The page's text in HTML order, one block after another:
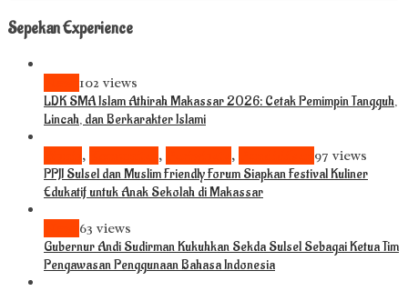
Sepekan Experience
102 views
LDK SMA Islam Athirah Makassar 2026: Cetak Pemimpin Tangguh,
Lincah, dan Berkarakter Islami
, , , 97 views
PPJI Sulsel dan Muslim Friendly Forum Siapkan Festival Kuliner
Edukatif untuk Anak Sekolah di Makassar
63 views
Gubernur Andi Sudirman Kukuhkan Sekda Sulsel Sebagai Ketua Tim
Pengawasan Penggunaan Bahasa Indonesia